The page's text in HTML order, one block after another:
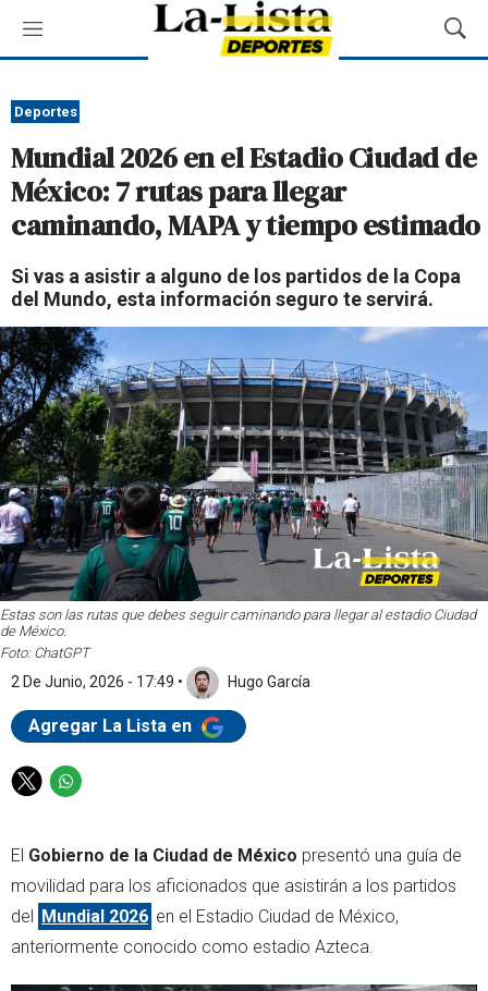
M
e
ú
M
o
a
r
ú
q
u
Deportes
Mundial 2026 en el Estadio Ciudad de
México: 7 rutas para llegar
caminando, MAPA y tiempo estimado
Si vas a asistir a alguno de los partidos de la Copa
del Mundo, esta información seguro te servirá.
Estas son las rutas que debes seguir caminando para llegar al estadio Ciudad
de México.
Foto: ChatGPT
2 De Junio, 2026 - 17:49 • Hugo García
Agregar La Lista en
T
t
t
e
r
W
t
s
a
p
p
El Gobierno de la Ciudad de México presentó una guía de
movilidad para los aficionados que asistirán a los partidos
del Mundial 2026 en el Estadio Ciudad de México,
anteriormente conocido como estadio Azteca.